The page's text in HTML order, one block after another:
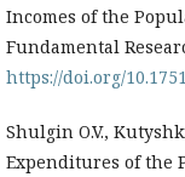
Incomes of the
Fundamental
https://doi.org/
Shulgin O.V.,
Expenditures of the